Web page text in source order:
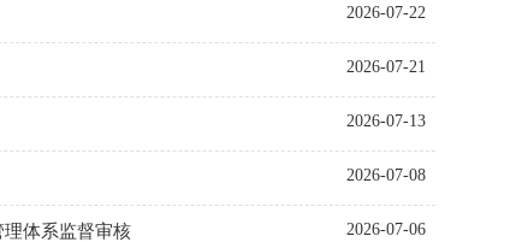
2026-07-22
2026-07-21
2026-07-13
2026-07-08
2026-07-06
体系监督审核